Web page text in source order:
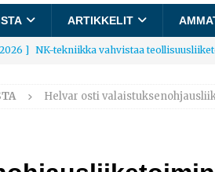
ARTIKKELIT
] NK-tekniikka vahvistaa
] Rakennusalalle tulee käyttöön
Helvar osti